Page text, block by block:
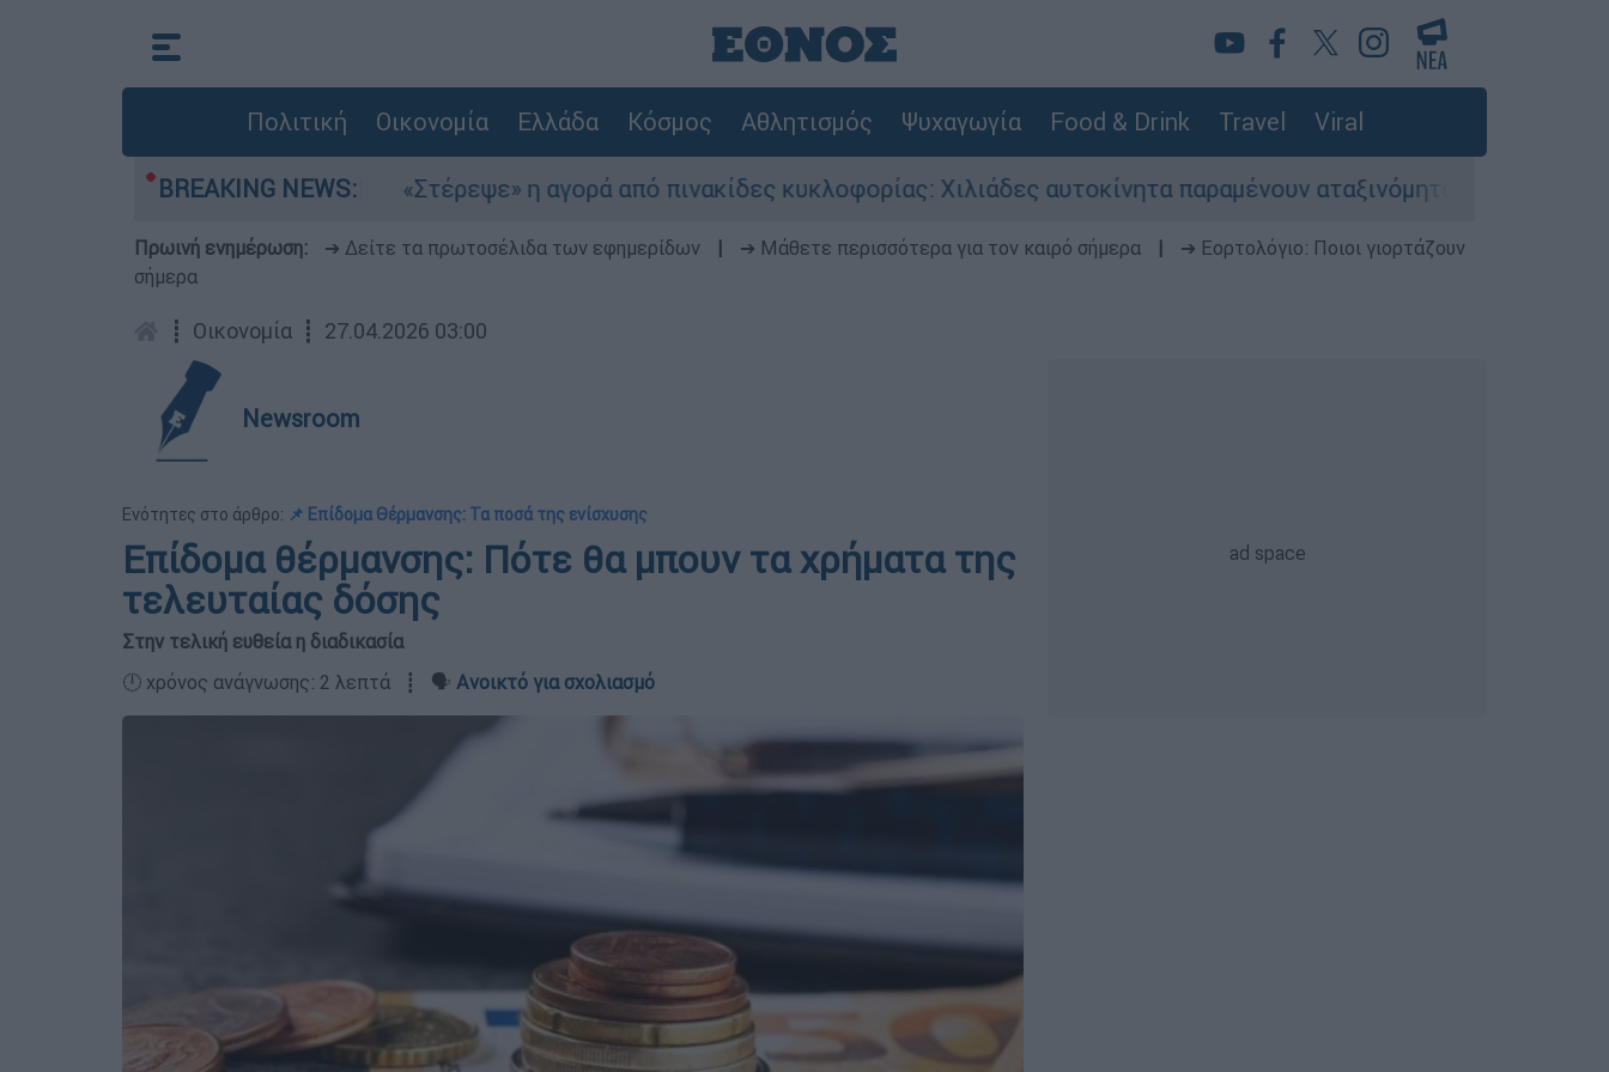
Πολιτική Οικονομία Ελλάδα Κόσμος Αθλητισμός Ψυχαγωγία Food & Drink Travel Viral
BREAKING NEWS:
στο Αιγαίο «Στέρεψε» η αγορά από πινακίδες κυκλοφορίας: Χιλιάδες αυτοκίνητα παραμένουν αταξινόμητα - Λύση αναζητά το
Πρωινή ενημέρωση: ➔ Δείτε τα πρωτοσέλιδα των εφημερίδων ➔ Μάθετε περισσότερα για τον καιρό σήμερα
➔ Εορτολόγιο: Ποιοι γιορτάζουν
σήμερα
┋ Οικονομία ┋ 27.04.2026 03:00
Newsroom
Ενότητες στο άρθρο: 📌 Επίδομα Θέρμανσης: Τα ποσά της ενίσχυσης
Επίδομα θέρμανσης: Πότε θα μπουν τα χρήματα της
τελευταίας δόσης
Στην τελική ευθεία η διαδικασία
🕛 χρόνος ανάγνωσης: 2 λεπτά ┋ 🗣️ Ανοικτό για σχολιασμό